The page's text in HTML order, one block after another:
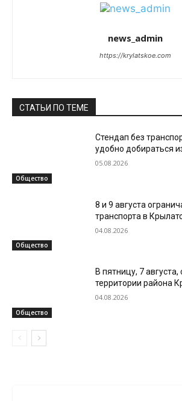
news_admin
https://krylatskoe.com
СТАТЬИ ПО ТЕМЕ
Общество
Стендап без
удобно добираться
05.08.2026
Общество
8 и 9 августа
транспорта в
04.08.2026
Общество
В пятницу, 7 августа,
территории района
04.08.2026